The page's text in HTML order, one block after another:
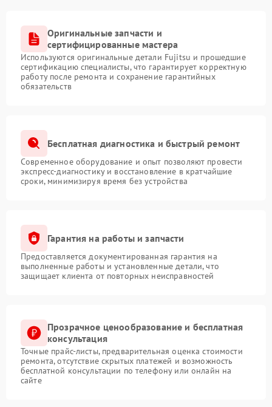
Оригинальные запчасти и
сертифицированные мастера
Используются оригинальные детали Fujitsu и прошедшие
сертификацию специалисты, что гарантирует корректную
работу после ремонта и сохранение гарантийных
обязательств
Бесплатная диагностика и быстрый ремонт
Современное оборудование и опыт позволяют провести
экспресс-диагностику и восстановление в кратчайшие
сроки, минимизируя время без устройства
Гарантия на работы и запчасти
Предоставляется документированная гарантия на
выполненные работы и установленные детали, что
защищает клиента от повторных неисправностей
Прозрачное ценообразование и бесплатная
консультация
Точные прайс-листы, предварительная оценка стоимости
ремонта, отсутствие скрытых платежей и возможность
бесплатной консультации по телефону или онлайн на
сайте